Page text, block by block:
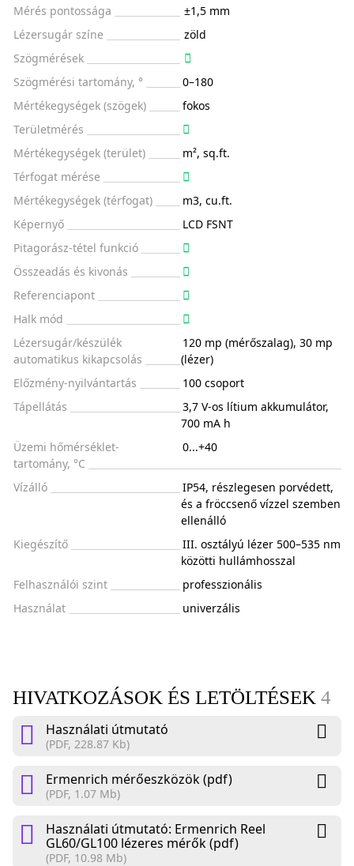
Mérés pontossága
±1,5 mm
Lézersugár színe
zöld
Szögmérések
Szögmérési tartomány, °
0–180
Mértékegységek (szögek)
fokos
Területmérés
Mértékegységek (terület)
m², sq.ft.
Térfogat mérése
Mértékegységek (térfogat)
m3, cu.ft.
Képernyő
LCD FSNT
Pitagorász-tétel funkció
Összeadás és kivonás
Referenciapont
Halk mód
Lézersugár/készülék
automatikus kikapcsolás
120 mp (mérőszalag), 30 mp
(lézer)
Előzmény-nyilvántartás
100 csoport
Tápellátás
3,7 V-os lítium akkumulátor,
700 mA h
Üzemi hőmérséklet-
tartomány, °C
0...+40
Vízálló
IP54, részlegesen porvédett,
és a fröccsenő vízzel szemben
ellenálló
Kiegészítő
III. osztályú lézer 500–535 nm
közötti hullámhosszal
Felhasználói szint
professzionális
Használat
univerzális
HIVATKOZÁSOK ÉS LETÖLTÉSEK 4
Használati útmutató
(PDF, 228.87 Kb)
Ermenrich mérőeszközök (pdf)
(PDF, 1.07 Mb)
Használati útmutató: Ermenrich Reel
GL60/GL100 lézeres mérők (pdf)
(PDF, 10.98 Mb)